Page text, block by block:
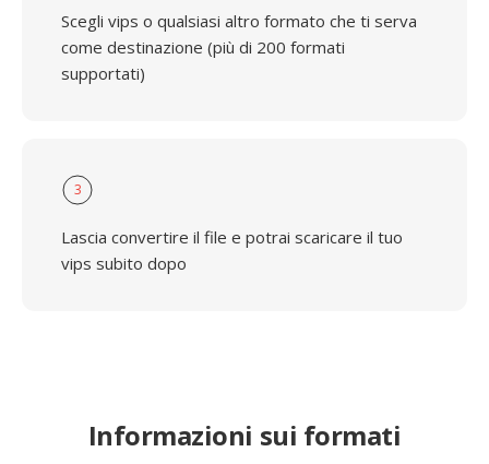
Scegli vips o qualsiasi altro formato che ti serva
come destinazione (più di 200 formati
supportati)
3
Lascia convertire il file e potrai scaricare il tuo
vips subito dopo
Informazioni sui formati